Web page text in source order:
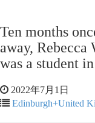
Ten months
away,
was a student
2022年7月1日
Edinburgh+United